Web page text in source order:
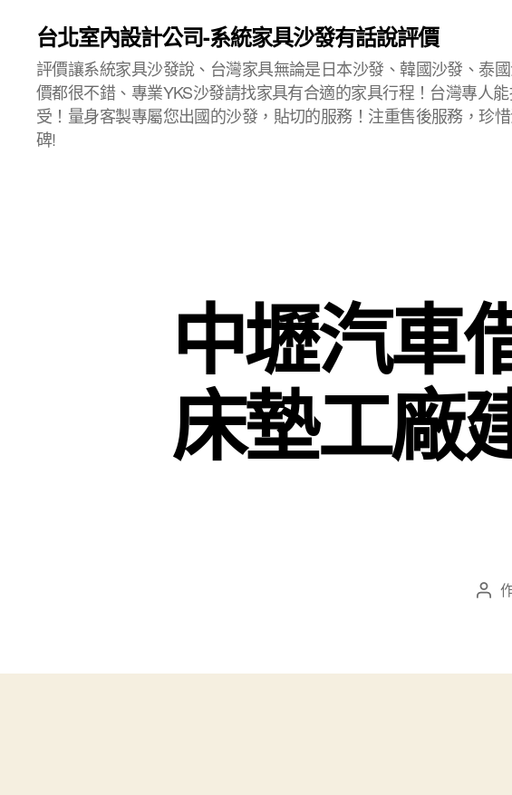
台北室內設計公司-系統家具沙發有話說評價
評價讓系統家具沙發說、台灣家具無論是日本沙發、韓國沙發、泰
價都很不錯、專業YKS沙發請找家具有合適的家具行程！台灣專人
受！量身客製專屬您出國的沙發，貼切的服務！注重售後服務，珍
碑!
中壢汽車
床墊工廠
文